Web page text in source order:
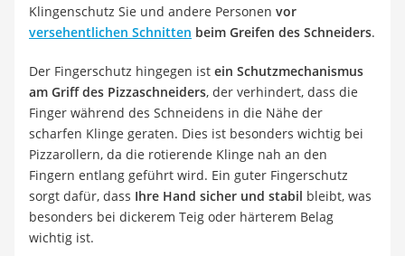
Klingenschutz Sie und andere Personen vor
versehentlichen Schnitten beim Greifen des Schneiders.
Der Fingerschutz hingegen ist ein Schutzmechanismus
am Griff des Pizzaschneiders, der verhindert, dass die
Finger während des Schneidens in die Nähe der
scharfen Klinge geraten. Dies ist besonders wichtig bei
Pizzarollern, da die rotierende Klinge nah an den
Fingern entlang geführt wird. Ein guter Fingerschutz
sorgt dafür, dass Ihre Hand sicher und stabil bleibt, was
besonders bei dickerem Teig oder härterem Belag
wichtig ist.